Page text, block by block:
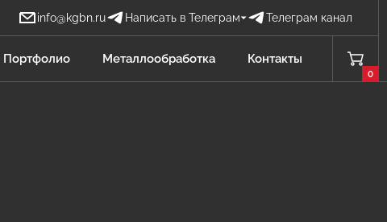
info@kgbn.ru Написать в Телеграм Телеграм канал
БН Бова Наталья
Отдел продаж
Портфолио Металлообработка Контакты
0